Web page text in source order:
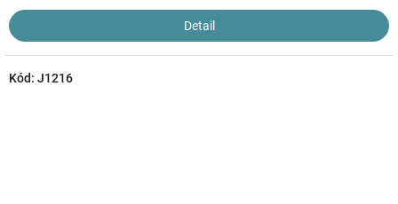
Detail
Kód: J1216